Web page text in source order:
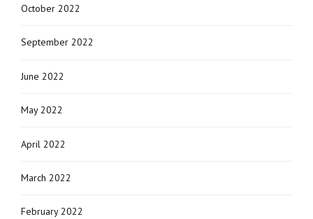
October 2022
September 2022
June 2022
May 2022
April 2022
March 2022
February 2022